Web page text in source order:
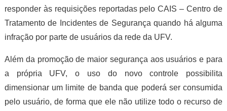
responder às requisições reportadas pelo CAIS – Centro de
Tratamento de Incidentes de Segurança quando há alguma
infração por parte de usuários da rede da UFV.
Além da promoção de maior segurança aos usuários e para
a própria UFV, o uso do novo controle possibilita
dimensionar um limite de banda que poderá ser consumida
pelo usuário, de forma que ele não utilize todo o recurso de